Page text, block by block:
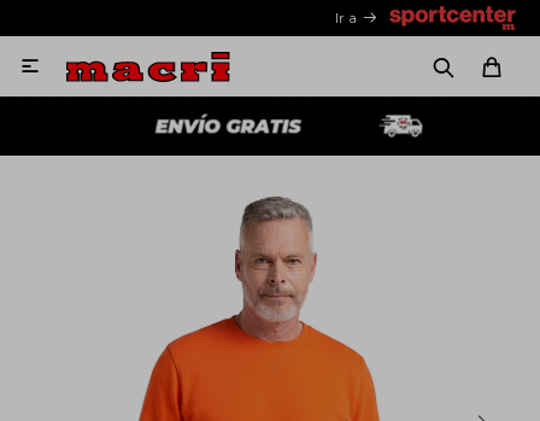
Ir a
